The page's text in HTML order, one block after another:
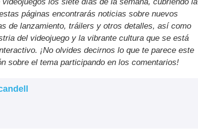
páginas encontrarás noticias sobre nuevos
de lanzamiento, tráilers y otros detalles, así como
del videojuego y la vibrante cultura que se está
¡No olvides decirnos lo que te parece este
sobre el tema participando en los comentarios!